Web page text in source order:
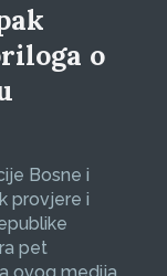
o
Bosne i
provjere i
pet